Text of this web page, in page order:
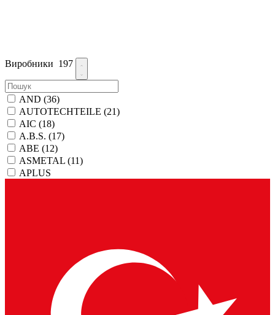
Виробники 197
AND (36)
AUTOTECHTEILE (21)
AIC (18)
A.B.S. (17)
ABE (12)
ASMETAL (11)
APLUS